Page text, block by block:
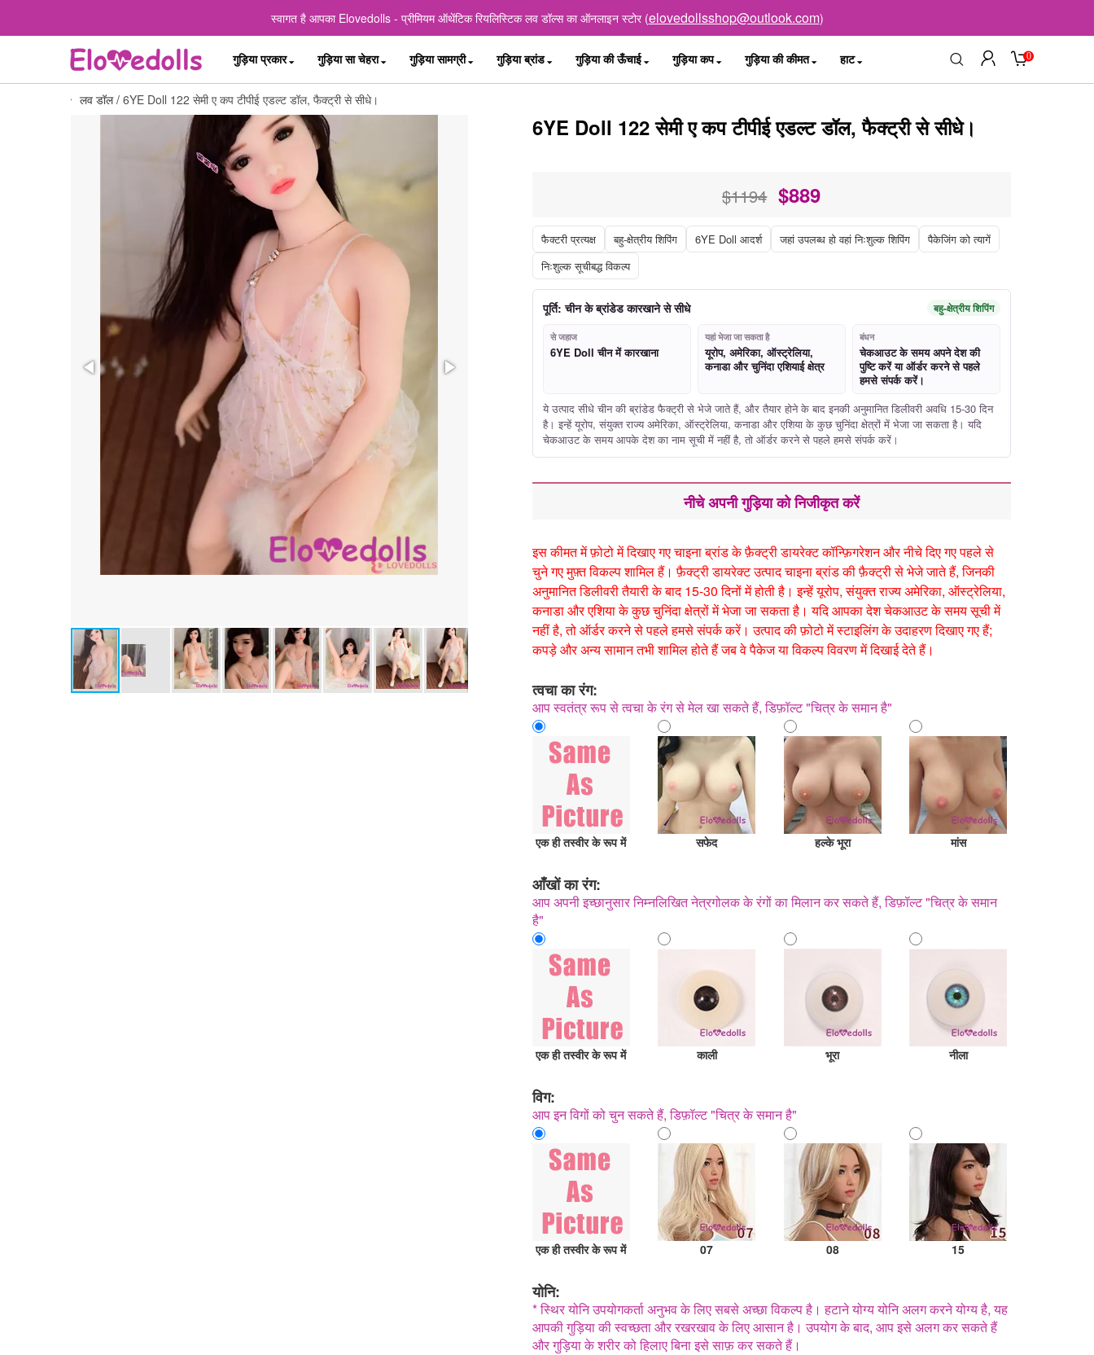
स्वागत है आपका Elovedolls - प्रीमियम ऑथेंटिक रियलिस्टिक लव डॉल्स का ऑनलाइन स्टोर (elovedollsshop@outlook.com)
गुड़िया प्रकार गुड़िया सा चेहरा गुड़िया सामग्री गुड़िया ब्रांड गुड़िया की ऊँचाई गुड़िया कप गुड़िया की कीमत हाट 0
लव डॉल / 6YE Doll 122 सेमी ए कप टीपीई एडल्ट डॉल, फैक्ट्री से सीधे।
6YE Doll 122 सेमी ए कप टीपीई एडल्ट डॉल, फैक्ट्री से सीधे।
$1194 $889
फैक्टरी प्रत्यक्ष बहु-क्षेत्रीय शिपिंग 6YE Doll आदर्श जहां उपलब्ध हो वहां निःशुल्क शिपिंग
पैकेजिंग को त्यागें
निःशुल्क सूचीबद्ध विकल्प
पूर्ति: चीन के ब्रांडेड कारखाने से सीधे बहु-क्षेत्रीय शिपिंग
से जहाज
6YE Doll चीन में कारखाना
यहां भेजा जा सकता है
यूरोप, अमेरिका, ऑस्ट्रेलिया,
कनाडा और चुनिंदा एशियाई क्षेत्र
बंधन
चेकआउट के समय अपने देश की
पुष्टि करें या ऑर्डर करने से पहले
हमसे संपर्क करें।
ये उत्पाद सीधे चीन की ब्रांडेड फैक्ट्री से भेजे जाते हैं, और तैयार होने के बाद इनकी अनुमानित डिलीवरी अवधि 15-30 दिन
है। इन्हें यूरोप, संयुक्त राज्य अमेरिका, ऑस्ट्रेलिया, कनाडा और एशिया के कुछ चुनिंदा क्षेत्रों में भेजा जा सकता है। यदि
चेकआउट के समय आपके देश का नाम सूची में नहीं है, तो ऑर्डर करने से पहले हमसे संपर्क करें।
नीचे अपनी गुड़िया को निजीकृत करें
इस कीमत में फ़ोटो में दिखाए गए चाइना ब्रांड के फ़ैक्ट्री डायरेक्ट कॉन्फ़िगरेशन और नीचे दिए गए पहले से
चुने गए मुफ़्त विकल्प शामिल हैं। फ़ैक्ट्री डायरेक्ट उत्पाद चाइना ब्रांड की फ़ैक्ट्री से भेजे जाते हैं, जिनकी
अनुमानित डिलीवरी तैयारी के बाद 15-30 दिनों में होती है। इन्हें यूरोप, संयुक्त राज्य अमेरिका, ऑस्ट्रेलिया,
कनाडा और एशिया के कुछ चुनिंदा क्षेत्रों में भेजा जा सकता है। यदि आपका देश चेकआउट के समय सूची में
नहीं है, तो ऑर्डर करने से पहले हमसे संपर्क करें। उत्पाद की फ़ोटो में स्टाइलिंग के उदाहरण दिखाए गए हैं;
कपड़े और अन्य सामान तभी शामिल होते हैं जब वे पैकेज या विकल्प विवरण में दिखाई देते हैं।
त्वचा का रंग:
आप स्वतंत्र रूप से त्वचा के रंग से मेल खा सकते हैं, डिफ़ॉल्ट "चित्र के समान है"
एक ही तस्वीर के रूप में सफेद हल्के भूरा मांस
आँखों का रंग:
आप अपनी इच्छानुसार निम्नलिखित नेत्रगोलक के रंगों का मिलान कर सकते हैं, डिफ़ॉल्ट "चित्र के समान
है"
एक ही तस्वीर के रूप में काली भूरा नीला
विग:
आप इन विगों को चुन सकते हैं, डिफ़ॉल्ट "चित्र के समान है"
एक ही तस्वीर के रूप में 07 08 15
योनि:
* स्थिर योनि उपयोगकर्ता अनुभव के लिए सबसे अच्छा विकल्प है। हटाने योग्य योनि अलग करने योग्य है, यह
आपकी गुड़िया की स्वच्छता और रखरखाव के लिए आसान है। उपयोग के बाद, आप इसे अलग कर सकते हैं
और गुड़िया के शरीर को हिलाए बिना इसे साफ़ कर सकते हैं।